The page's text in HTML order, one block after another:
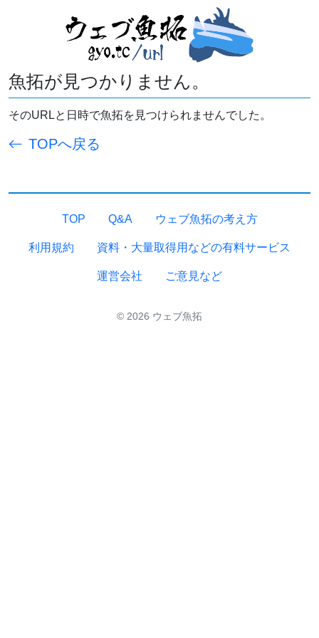
魚拓が見つかりません。
そのURLと日時で魚拓を見つけられませんでした。
TOPへ戻る
TOP Q&A ウェブ魚拓の考え方
利用規約 資料・大量取得用などの有料サービス
運営会社 ご意見など
© 2026 ウェブ魚拓